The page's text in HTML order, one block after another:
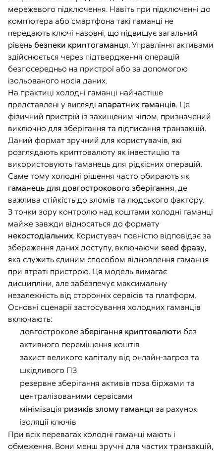
мережевого підключення. Навіть при підключенні до
комп’ютера або смартфона такі гаманці не
передають ключі назовні, що підвищує загальний
рівень безпеки криптогаманця. Управління активами
здійснюється через підтвердження операцій
безпосередньо на пристрої або за допомогою
ізольованого носія даних.
На практиці холодні гаманці найчастіше
представлені у вигляді апаратних гаманців. Це
фізичний пристрій із захищеним чіпом, призначений
виключно для зберігання та підписання транзакцій.
Даний формат зручний для користувачів, які
розглядають криптовалюту як інвестицію та
використовують гаманець для рідкісних операцій.
Саме тому холодні рішення часто обирають як
гаманець для довгострокового зберігання, де
важлива стійкість до зломів та людського фактору.
З точки зору контролю над коштами холодні гаманці
майже завжди відносяться до формату
некостодіальних. Користувач повністю відповідає за
збереження даних доступу, включаючи seed фразу,
яка служить єдиним способом відновлення гаманця
при втраті пристрою. Ця модель вимагає
дисципліни, але забезпечує максимальну
незалежність від сторонніх сервісів та платформ.
Основні сценарії застосування холодних гаманців
включають:
довгостроковезберігання криптовалюти без
активного переміщення коштів
захист великого капіталу від онлайн-загроз та
шкідливого ПЗ
резервне зберігання активів поза біржами та
централізованими сервісами
мінімізація ризиків злому гаманця за рахунок
ізоляції ключів
При всіх перевагах холодні гаманці мають і
обмеження. Вони менш зручні для частих транзакцій,